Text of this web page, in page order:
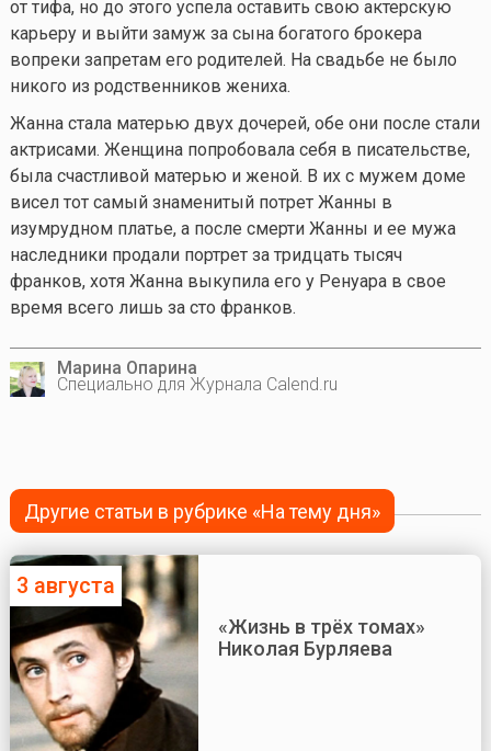
от тифа, но до этого успела оставить свою актерскую
карьеру и выйти замуж за сына богатого брокера
вопреки запретам его родителей. На свадьбе не было
никого из родственников жениха.
Жанна стала матерью двух дочерей, обе они после стали
актрисами. Женщина попробовала себя в писательстве,
была счастливой матерью и женой. В их с мужем доме
висел тот самый знаменитый потрет Жанны в
изумрудном платье, а после смерти Жанны и ее мужа
наследники продали портрет за тридцать тысяч
франков, хотя Жанна выкупила его у Ренуара в свое
время всего лишь за сто франков.
Марина Опарина
Специально для Журнала Calend.ru
Другие статьи в рубрике «На тему дня»
3 августа
«Жизнь в трёх томах»
Николая Бурляева